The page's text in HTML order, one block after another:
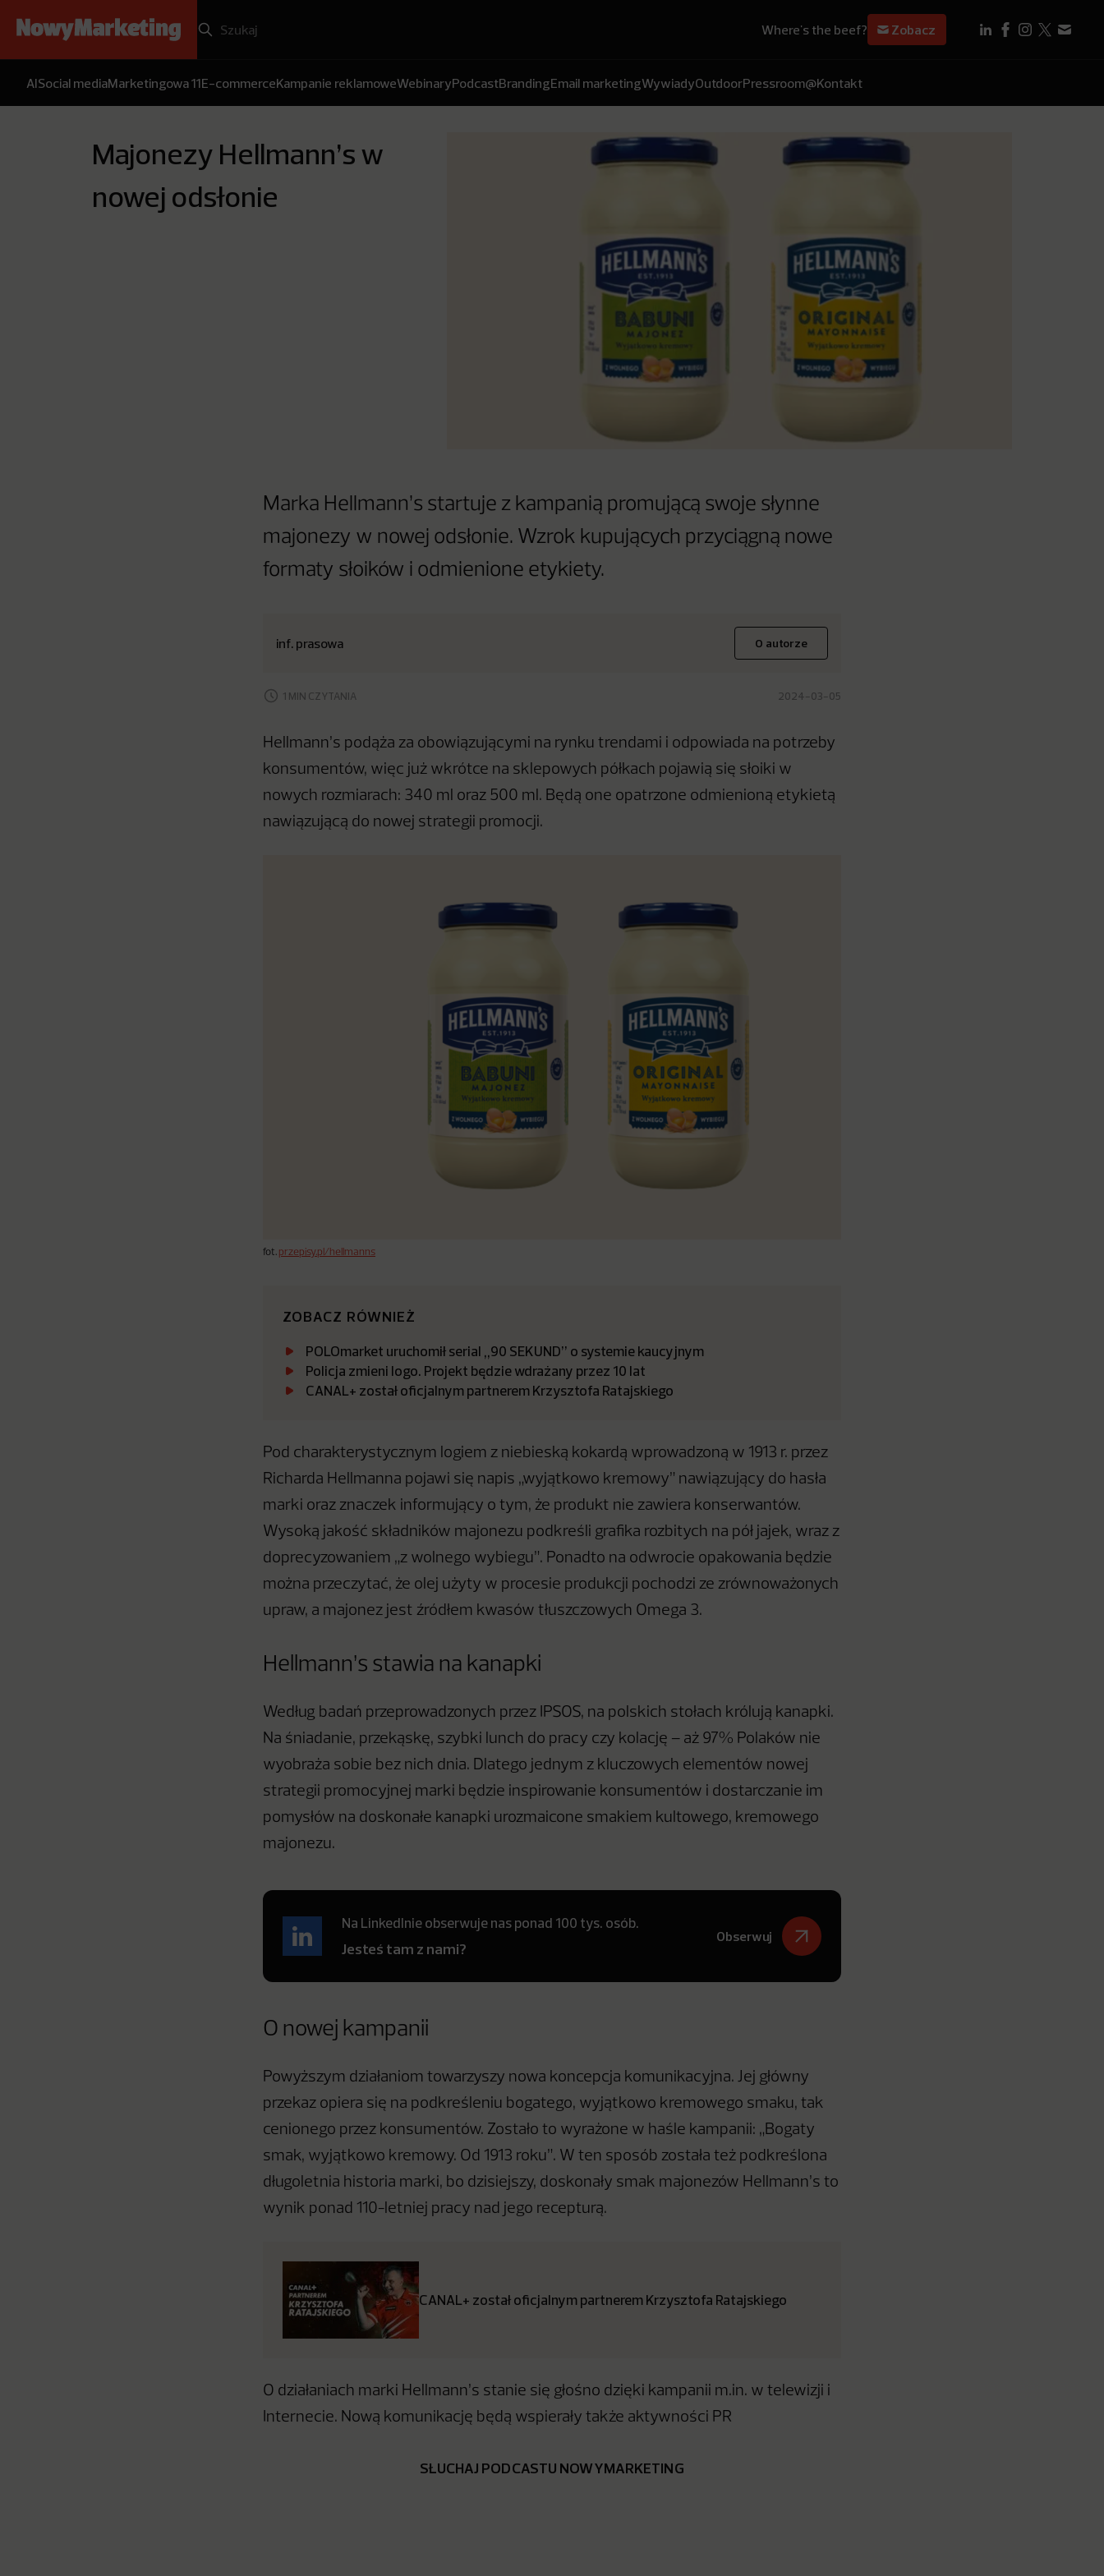
Where's the beef? Zobacz
AISocial mediaMarketingowa 11E-commerceKampanie reklamoweWebinaryPodcastBrandingEmail marketingWywiadyOutdoorPressroom@Kontakt
Majonezy Hellmann’s w
nowej odsłonie
Marka Hellmann’s startuje z kampanią promującą swoje słynne
majonezy w nowej odsłonie. Wzrok kupujących przyciągną nowe
formaty słoików i odmienione etykiety.
inf. prasowa O autorze
1 MIN CZYTANIA 2024-03-05
Hellmann’s podąża za obowiązującymi na rynku trendami i odpowiada na potrzeby
konsumentów, więc już wkrótce na sklepowych półkach pojawią się słoiki w
nowych rozmiarach: 340 ml oraz 500 ml. Będą one opatrzone odmienioną etykietą
nawiązującą do nowej strategii promocji.
fot. przepisy.pl/hellmanns
ZOBACZ RÓWNIEŻ
POLOmarket uruchomił serial „90 SEKUND” o systemie kaucyjnym
Policja zmieni logo. Projekt będzie wdrażany przez 10 lat
CANAL+ został oficjalnym partnerem Krzysztofa Ratajskiego
Pod charakterystycznym logiem z niebieską kokardą wprowadzoną w 1913 r. przez
Richarda Hellmanna pojawi się napis „wyjątkowo kremowy” nawiązujący do hasła
marki oraz znaczek informujący o tym, że produkt nie zawiera konserwantów.
Wysoką jakość składników majonezu podkreśli grafika rozbitych na pół jajek, wraz z
doprecyzowaniem „z wolnego wybiegu”. Ponadto na odwrocie opakowania będzie
można przeczytać, że olej użyty w procesie produkcji pochodzi ze zrównoważonych
upraw, a majonez jest źródłem kwasów tłuszczowych Omega 3.
Hellmann’s stawia na kanapki
Według badań przeprowadzonych przez IPSOS, na polskich stołach królują kanapki.
Na śniadanie, przekąskę, szybki lunch do pracy czy kolację – aż 97% Polaków nie
wyobraża sobie bez nich dnia. Dlatego jednym z kluczowych elementów nowej
strategii promocyjnej marki będzie inspirowanie konsumentów i dostarczanie im
pomysłów na doskonałe kanapki urozmaicone smakiem kultowego, kremowego
majonezu.
Na LinkedInie obserwuje nas ponad 100 tys. osób.
Jesteś tam z nami?
Obserwuj
O nowej kampanii
Powyższym działaniom towarzyszy nowa koncepcja komunikacyjna. Jej główny
przekaz opiera się na podkreśleniu bogatego, wyjątkowo kremowego smaku, tak
cenionego przez konsumentów. Zostało to wyrażone w haśle kampanii: „Bogaty
smak, wyjątkowo kremowy. Od 1913 roku”. W ten sposób została też podkreślona
długoletnia historia marki, bo dzisiejszy, doskonały smak majonezów Hellmann’s to
wynik ponad 110-letniej pracy nad jego recepturą.
CANAL+ został oficjalnym partnerem Krzysztofa Ratajskiego
O działaniach marki Hellmann’s stanie się głośno dzięki kampanii m.in. w telewizji i
Internecie. Nową komunikację będą wspierały także aktywności PR
SŁUCHAJ PODCASTU NOWYMARKETING